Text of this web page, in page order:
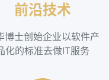
前沿技术
博士创始企业以软件产
化的标准去做IT服务